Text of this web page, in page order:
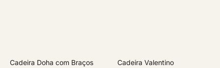
Cadeira Doha com Braços Cadeira Valentino